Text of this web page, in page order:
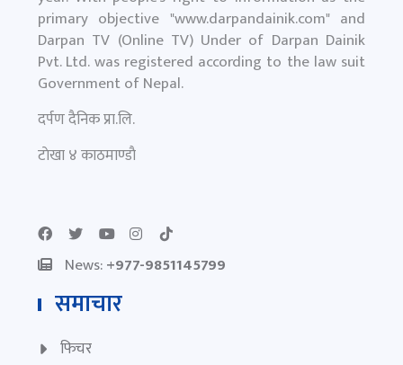
primary objective "www.darpandainik.com" and
Darpan TV (Online TV) Under of Darpan Dainik
Pvt. Ltd. was registered according to the law suit
Government of Nepal.
दर्पण दैनिक प्रा.लि.
टाेखा ४ काठमाण्डाै
News:+977-9851145799
समाचार
फिचर